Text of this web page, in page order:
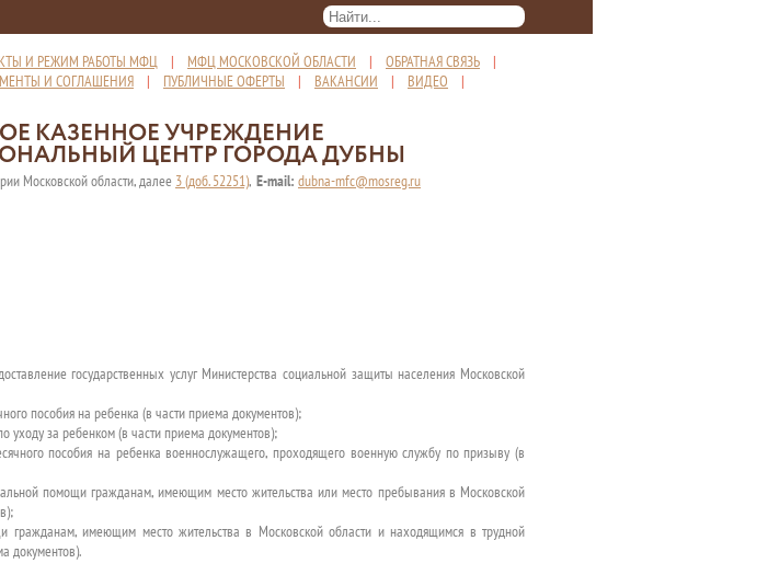
И РЕЖИМ РАБОТЫ МФЦ | МФЦ МОСКОВСКОЙ ОБЛАСТИ | ОБРАТНАЯ СВЯЗЬ |
И СОГЛАШЕНИЯ | ПУБЛИЧНЫЕ ОФЕРТЫ | ВАКАНСИИ | ВИДЕО |
КАЗЕННОЕ УЧРЕЖДЕНИЕ
ЦЕНТР ГОРОДА ДУБНЫ
Московской области, далее 3 (доб. 52251), E-mail: dubna-mfc@mosreg.ru
государственных услуг Министерства социальной защиты населения Московской
пособия на ребенка (в части приема документов);
уходу за ребенком (в части приема документов);
пособия на ребенка военнослужащего, проходящего военную службу по призыву (в
помощи гражданам, имеющим место жительства или место пребывания в Московской
гражданам, имеющим место жительства в Московской области и находящимся в трудной
документов).